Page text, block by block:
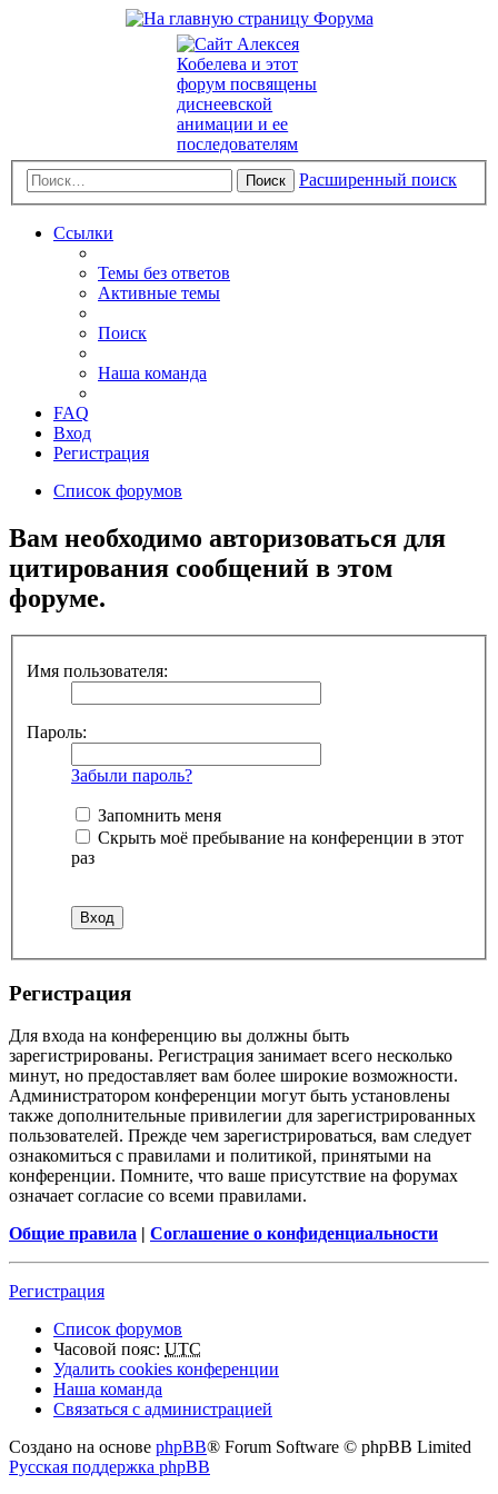
Поиск Расширенный поиск
Ссылки
Темы без ответов
Активные темы
Поиск
Наша команда
FAQ
Вход
Регистрация
Список форумов
Вам необходимо авторизоваться для
цитирования сообщений в этом
форуме.
Имя пользователя:
Пароль:
Забыли пароль?
Запомнить меня
Скрыть моё пребывание на конференции в этот
раз
Регистрация
Для входа на конференцию вы должны быть
зарегистрированы. Регистрация занимает всего несколько
минут, но предоставляет вам более широкие возможности.
Администратором конференции могут быть установлены
также дополнительные привилегии для зарегистрированных
пользователей. Прежде чем зарегистрироваться, вам следует
ознакомиться с правилами и политикой, принятыми на
конференции. Помните, что ваше присутствие на форумах
означает согласие со всеми правилами.
Общие правила | Соглашение о конфиденциальности
Регистрация
Список форумов
Часовой пояс: UTC
Удалить cookies конференции
Наша команда
Связаться с администрацией
Создано на основе phpBB® Forum Software © phpBB Limited
Русская поддержка phpBB